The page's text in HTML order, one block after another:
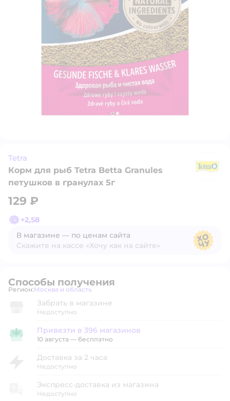
Tetra
Корм для рыб Tetra Betta Granules
петушков в гранулах 5г
129 ₽
+2,58
В магазине — по ценам сайта
Скажите на кассе «Хочу как на сайте»
Способы получения
Регион: Выбор адреса доставки.
Москва и область
Забрать в магазине
Недоступно
Привезти в магазин
Привезти в 396 магазинов
10 августа — бесплатно
Доставка за 2 часа
Недоступно
Экспресс-доставка из магазина
Недоступно